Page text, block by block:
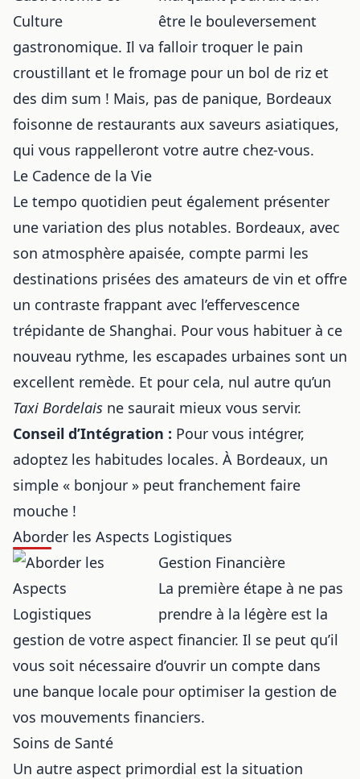
être le bouleversement
gastronomique. Il va falloir troquer le pain
croustillant et le fromage pour un bol de riz et
des dim sum ! Mais, pas de panique, Bordeaux
foisonne de restaurants aux saveurs asiatiques,
qui vous rappelleront votre autre chez-vous.
Le Cadence de la Vie
Le tempo quotidien peut également présenter
une variation des plus notables. Bordeaux, avec
son atmosphère apaisée, compte parmi les
destinations prisées des amateurs de vin et offre
un contraste frappant avec l’effervescence
trépidante de Shanghai. Pour vous habituer à ce
nouveau rythme, les escapades urbaines sont un
excellent remède. Et pour cela, nul autre qu’un
Taxi Bordelais ne saurait mieux vous servir.
Conseil d’Intégration : Pour vous intégrer,
adoptez les habitudes locales. À Bordeaux, un
simple « bonjour » peut franchement faire
mouche !
Aborder les Aspects Logistiques
Gestion Financière
La première étape à ne pas
prendre à la légère est la
gestion de votre aspect financier. Il se peut qu’il
vous soit nécessaire d’ouvrir un compte dans
une banque locale pour optimiser la gestion de
vos mouvements financiers.
Soins de Santé
Un autre aspect primordial est la situation